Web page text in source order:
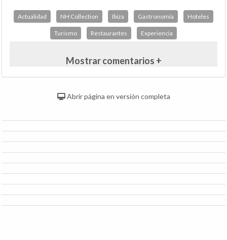
Actualidad NH Collection Ibiza Gastronomía Hoteles
Turismo Restaurantes Experiencia
Mostrar comentarios +
Abrir página en versión completa